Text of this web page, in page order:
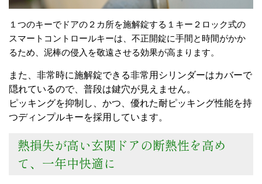
１つのキーでドアの２カ所を施解錠する１キー２ロック式の
スマートコントロールキーは、不正開錠に手間と時間がかか
るため、泥棒の侵入を敬遠させる効果が高まります。
また、非常時に施解錠できる非常用シリンダーはカバーで
隠れているので、普段は鍵穴が見えません。
ピッキングを抑制し、かつ、優れた耐ピッキング性能を持
つディンプルキーを採用しています。
熱損失が高い玄関ドアの断熱性を高め
て、一年中快適に